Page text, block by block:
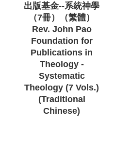
出版基金--系統神學
（7冊）（繁體）
Rev. John Pao
Foundation for
Publications in
Theology -
Systematic
Theology (7 Vols.)
(Traditional
Chinese)